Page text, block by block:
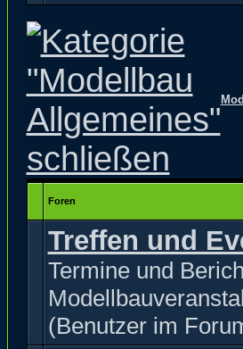
Foren
Treffen und
Termine und
(Benutzer im